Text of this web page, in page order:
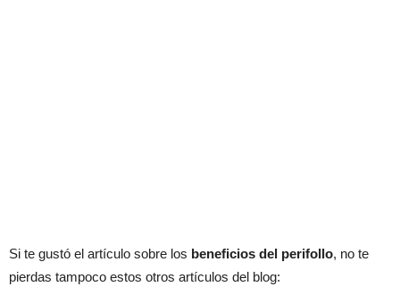
Si te gustó el artículo sobre los beneficios del perifollo, no te
pierdas tampoco estos otros artículos del blog: